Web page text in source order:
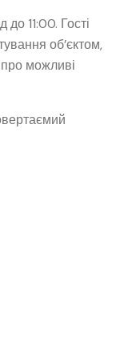
11:00. Гості
об’єктом,
можливі